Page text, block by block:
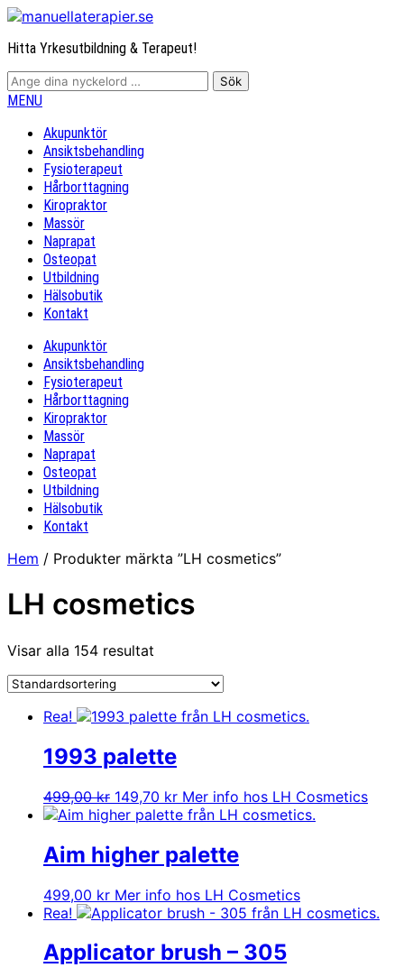
Hitta Yrkesutbildning & Terapeut!
MENU
Akupunktör
Ansiktsbehandling
Fysioterapeut
Hårborttagning
Kiropraktor
Massör
Naprapat
Osteopat
Utbildning
Hälsobutik
Kontakt
Akupunktör
Ansiktsbehandling
Fysioterapeut
Hårborttagning
Kiropraktor
Massör
Naprapat
Osteopat
Utbildning
Hälsobutik
Kontakt
Hem / Produkter märkta ”LH cosmetics”
LH cosmetics
Visar alla 154 resultat
Rea!
1993 palette
499,00kr Det
ursprungliga
var:
499,00 kr.
149,70 krDet
nuvarande
är:
149,70 kr.
Mer info hos LH Cosmetics
Aim higher palette
499,00 kr Mer info hos LH Cosmetics
Rea!
Applicator brush – 305